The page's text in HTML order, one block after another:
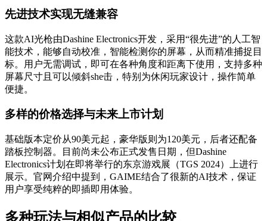
先进技术实现无缝兼容
这款AI光枪由Dashine Electronics开发，采用“很先进”的人工智
能技术，能够自动校准，智能检测你的屏幕，从而精准捕捉目
标。用户无需调试，即可在各种角度和距离下使用，支持多种
屏幕尺寸且可以倾斜she击，特别为休闲玩家设计，操作简单
便捷。
多样的价格选择与未来上市计划
基础版本定价从90美元起，豪华版则为120美元，后者还配备
踏板控制器。目前尚未公布正式发售日期，但Dashine
Electronics计划在即将举行的东京游戏展（TGS 2024）上进行
展示。官网介绍中提到，GAIME结合了很新的AI技术，保证
用户享受纯粹的即插即用体验。
多种玩法与相似产品的比较